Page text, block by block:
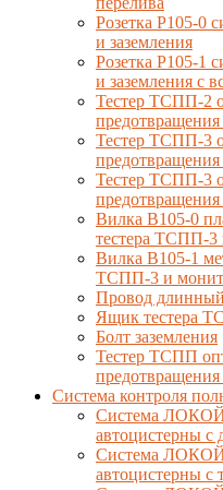
Розетка Р105-0
и заземления
Розетка Р105-1
и заземления с
Тестер ТСПП-2
предотвращения
Тестер ТСПП-3
предотвращения
Тестер ТСПП-3
Вилка В105-0
тестера ТСПП-
Вилка В105-1
ТСПП-3 и
Провод
Ящик тестера
Болт заземления
Тестер ТСПП
предотвращения
Cистема контроля
Система
автоцистерны с
Система
автоцистерны с